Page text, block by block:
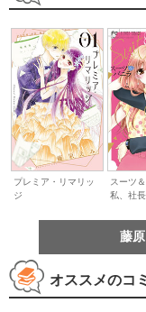
プレミア・リマリッ
ジ
スーツ
私、社長
藤
オススメのコ